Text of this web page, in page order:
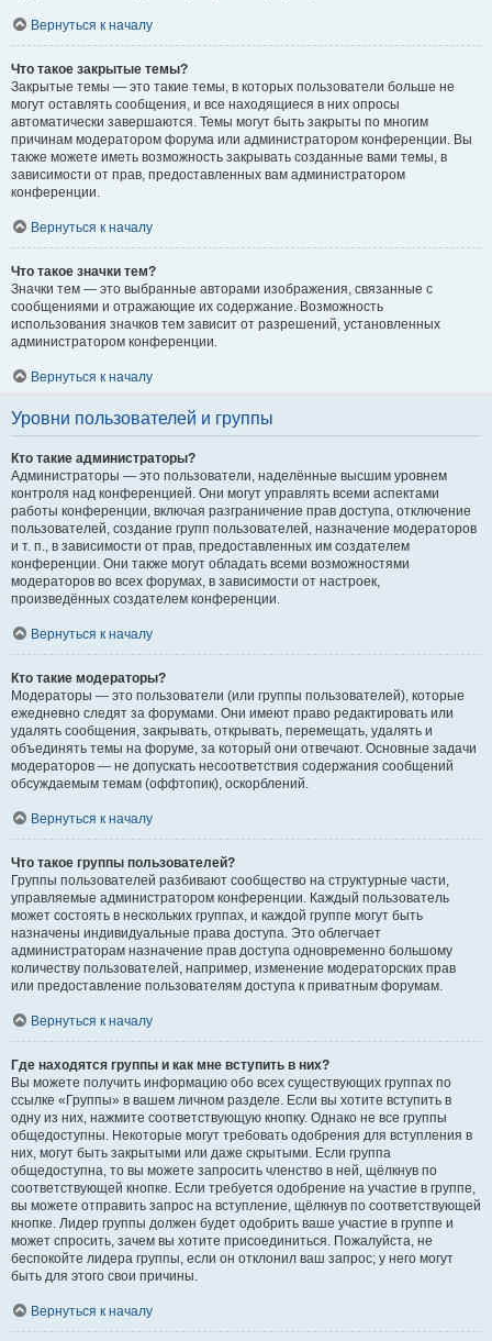
Вернуться к началу
Что такое закрытые темы?
Закрытые темы — это такие темы, в которых пользователи больше не
могут оставлять сообщения, и все находящиеся в них опросы
автоматически завершаются. Темы могут быть закрыты по многим
причинам модератором форума или администратором конференции. Вы
также можете иметь возможность закрывать созданные вами темы, в
зависимости от прав, предоставленных вам администратором
конференции.
Вернуться к началу
Что такое значки тем?
Значки тем — это выбранные авторами изображения, связанные с
сообщениями и отражающие их содержание. Возможность
использования значков тем зависит от разрешений, установленных
администратором конференции.
Вернуться к началу
Уровни пользователей и группы
Кто такие администраторы?
Администраторы — это пользователи, наделённые высшим уровнем
контроля над конференцией. Они могут управлять всеми аспектами
работы конференции, включая разграничение прав доступа, отключение
пользователей, создание групп пользователей, назначение модераторов
и т. п., в зависимости от прав, предоставленных им создателем
конференции. Они также могут обладать всеми возможностями
модераторов во всех форумах, в зависимости от настроек,
произведённых создателем конференции.
Вернуться к началу
Кто такие модераторы?
Модераторы — это пользователи (или группы пользователей), которые
ежедневно следят за форумами. Они имеют право редактировать или
удалять сообщения, закрывать, открывать, перемещать, удалять и
объединять темы на форуме, за который они отвечают. Основные задачи
модераторов — не допускать несоответствия содержания сообщений
обсуждаемым темам (оффтопик), оскорблений.
Вернуться к началу
Что такое группы пользователей?
Группы пользователей разбивают сообщество на структурные части,
управляемые администратором конференции. Каждый пользователь
может состоять в нескольких группах, и каждой группе могут быть
назначены индивидуальные права доступа. Это облегчает
администраторам назначение прав доступа одновременно большому
количеству пользователей, например, изменение модераторских прав
или предоставление пользователям доступа к приватным форумам.
Вернуться к началу
Где находятся группы и как мне вступить в них?
Вы можете получить информацию обо всех существующих группах по
ссылке «Группы» в вашем личном разделе. Если вы хотите вступить в
одну из них, нажмите соответствующую кнопку. Однако не все группы
общедоступны. Некоторые могут требовать одобрения для вступления в
них, могут быть закрытыми или даже скрытыми. Если группа
общедоступна, то вы можете запросить членство в ней, щёлкнув по
соответствующей кнопке. Если требуется одобрение на участие в группе,
вы можете отправить запрос на вступление, щёлкнув по соответствующей
кнопке. Лидер группы должен будет одобрить ваше участие в группе и
может спросить, зачем вы хотите присоединиться. Пожалуйста, не
беспокойте лидера группы, если он отклонил ваш запрос; у него могут
быть для этого свои причины.
Вернуться к началу